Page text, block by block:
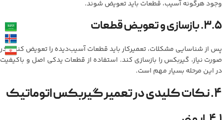
وجود هرگونه آسیب، قطعات باید تعویض شوند.
۳.۵. بازسازی و تعویض قطعات
پس از شناسایی مشکلات، تعمیرکار باید قطعات آسیب‌دیده را تعویض کند و در
صورت نیاز، گیربکس را بازسازی کند. استفاده از قطعات یدکی اصل و باکیفیت
در این مرحله بسیار مهم است.
۴. نکات کلیدی در تعمیر گیربکس اتوماتیک